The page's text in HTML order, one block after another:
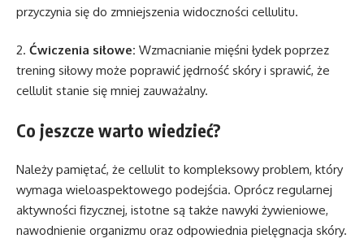
przyczynia się do zmniejszenia widoczności cellulitu.
2. Ćwiczenia siłowe: Wzmacnianie mięśni łydek poprzez
trening siłowy może poprawić jędrność skóry i sprawić, że
cellulit stanie się mniej zauważalny.
Co jeszcze warto wiedzieć?
Należy pamiętać, że cellulit to kompleksowy problem, który
wymaga wieloaspektowego podejścia. Oprócz regularnej
aktywności fizycznej, istotne są także nawyki żywieniowe,
nawodnienie organizmu oraz odpowiednia pielęgnacja skóry.